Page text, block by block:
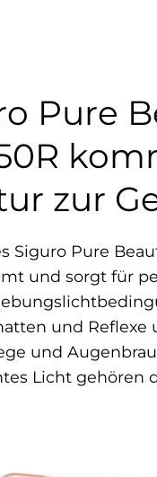
Pure
zur
Siguro Pure
und sorgt für
und Reflexe
und
Licht gehören